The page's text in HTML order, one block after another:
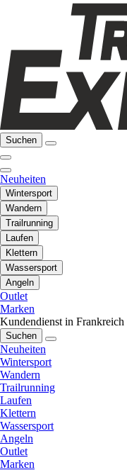
Suchen
Neuheiten
Wintersport
Wandern
Trailrunning
Laufen
Klettern
Wassersport
Angeln
Outlet
Marken
Kundendienst in Frankreich
Suchen
Neuheiten
Wintersport
Wandern
Trailrunning
Laufen
Klettern
Wassersport
Angeln
Outlet
Marken